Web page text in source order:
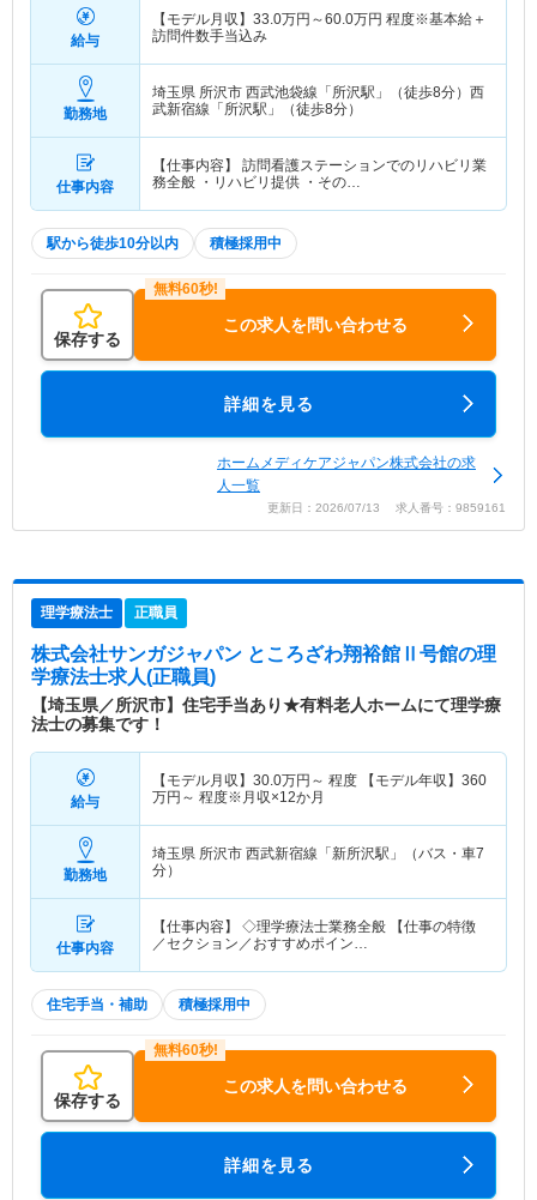
給与
【モデル月収】 33.0万円～60.0万円 程度※基本給＋
訪問件数手当込み
勤務地
埼玉県 所沢市 西武池袋線「所沢駅」（徒歩8分）西
武新宿線「所沢駅」（徒歩8分）
仕事内容
【仕事内容】 訪問看護ステーションでのリハビリ業
務全般 ・リハビリ提供 ・その…
駅から徒歩10分以内 積極採用中
保存する
この求人を問い合わせる
詳細を見る
ホームメディケアジャパン株式会社の求
人一覧
更新日：2026/07/13 求人番号：9859161
理学療法士 正職員
株式会社サンガジャパン ところざわ翔裕館Ⅱ号館の理
学療法士求人(正職員)
【埼玉県／所沢市】住宅手当あり★有料老人ホームにて理学療
法士の募集です！
給与
【モデル月収】 30.0万円～ 程度 【モデル年収】 360
万円～ 程度※月収×12か月
勤務地
埼玉県 所沢市 西武新宿線「新所沢駅」（バス・車7
分）
仕事内容
【仕事内容】 ◇理学療法士業務全般 【仕事の特徴
／セクション／おすすめポイン…
住宅手当・補助 積極採用中
保存する
この求人を問い合わせる
詳細を見る